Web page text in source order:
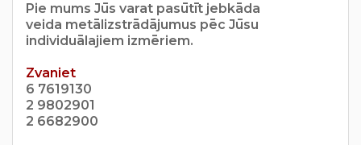
Pie mums Jūs varat pasūtīt jebkāda
veida metālizstrādājumus pēc Jūsu
individuālajiem izmēriem.
Zvaniet
6 7619130
2 9802901
2 6682900